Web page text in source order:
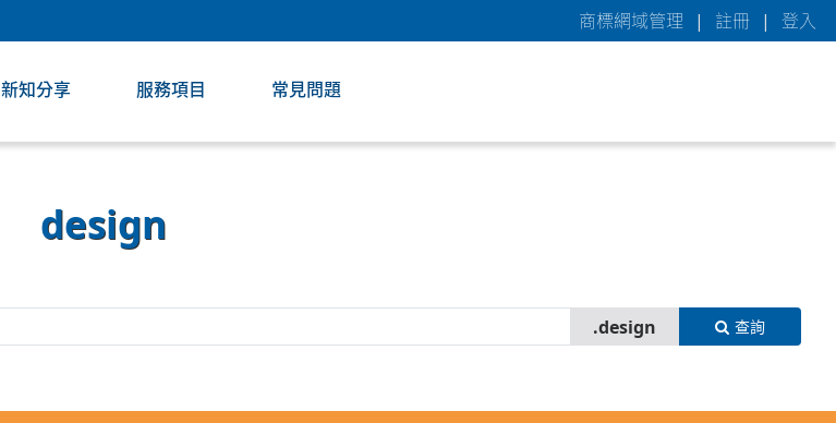
商標網域管理 | 註冊 | 登入
新知分享 服務項目 常見問題
design
查詢